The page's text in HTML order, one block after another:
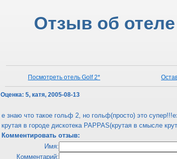
Отзыв об
Посмотреть отель Golf 2*
Оценка: 5, катя, 2005-08-13
е знаю что такое гольф 2, но гольф(просто) это
крутая в городе дискотека PAPPAS(крутая в смысле
Комментировать отзыв:
Имя:
Комментарий: